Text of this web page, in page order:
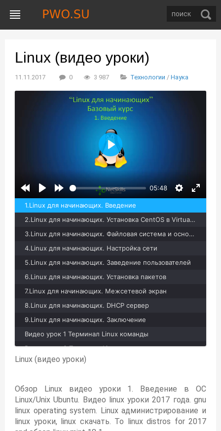
Linux (видео уроки)
11.11.2017 0 3 987 Технологии / Наука
05:48
Воспроизвести
1.Linux для начинающих. Введение
2.Linux для начинающих. Установка CentOS в VirtualBox
3.Linux для начинающих. Файловая система и основные команды
4.Linux для начинающих. Настройка сети
5.Linux для начинающих. Заведение пользователей
6.Linux для начинающих. Установка пакетов
7.Linux для начинающих. Межсетевой экран
8.Linux для начинающих. DHCP сервер
9.Linux для начинающих. Заключение
Видео урок 1 Терминал Linux команды
Видео урок 2 Терминал Linux команды
Linux (видео уроки)
Обзор Linux видео уроки 1. Введение в ОС
Linux/Unix Ubuntu. Видео linux уроки 2017 года. gnu
linux operating system. Linux администрирование и
linux уроки, linux скачать. To linux distros for 2017